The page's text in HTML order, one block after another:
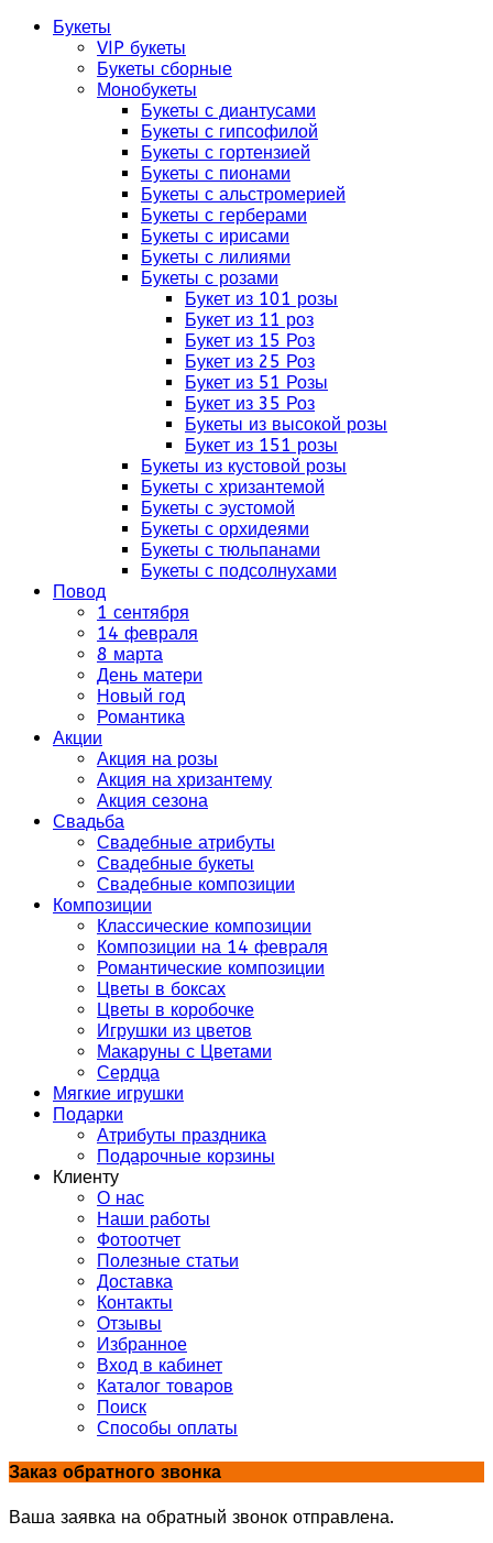
Букеты
VIP букеты
Букеты сборные
Монобукеты
Букеты с диантусами
Букеты с гипсофилой
Букеты с гортензией
Букеты с пионами
Букеты с альстромерией
Букеты с герберами
Букеты с ирисами
Букеты с лилиями
Букеты с розами
Букет из 101 розы
Букет из 11 роз
Букет из 15 Роз
Букет из 25 Роз
Букет из 51 Розы
Букет из 35 Роз
Букеты из высокой розы
Букет из 151 розы
Букеты из кустовой розы
Букеты с хризантемой
Букеты с эустомой
Букеты с орхидеями
Букеты с тюльпанами
Букеты с подсолнухами
Повод
1 сентября
14 февраля
8 марта
День матери
Новый год
Романтика
Акции
Акция на розы
Акция на хризантему
Акция сезона
Свадьба
Свадебные атрибуты
Свадебные букеты
Свадебные композиции
Композиции
Классические композиции
Композиции на 14 февраля
Романтические композиции
Цветы в боксах
Цветы в коробочке
Игрушки из цветов
Макаруны с Цветами
Сердца
Мягкие игрушки
Подарки
Атрибуты праздника
Подарочные корзины
Клиенту
О нас
Наши работы
Фотоотчет
Полезные статьи
Доставка
Контакты
Отзывы
Избранное
Вход в кабинет
Каталог товаров
Поиск
Способы оплаты
Заказ обратного звонка
Ваша заявка на обратный звонок отправлена.